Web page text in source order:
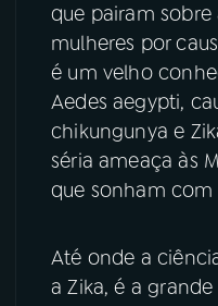
06VIDEOCASTS
ÚLTIMAS
08FESTIVAL DE
YouTube
que pairam
mulheres por
é um velho
Aedes aegypti,
chikungunya e
séria ameaça às
que sonham
Até onde a
a Zika, é a